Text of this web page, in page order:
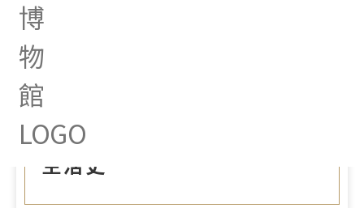
Dec 11, 2023 |
老相簿捐贈人權館 從不同
視角一窺綠島受難者的獄中
生活史